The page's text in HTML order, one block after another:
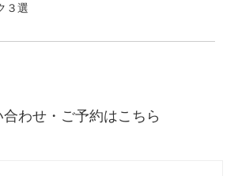
３選
合わせ・ご予約はこちら